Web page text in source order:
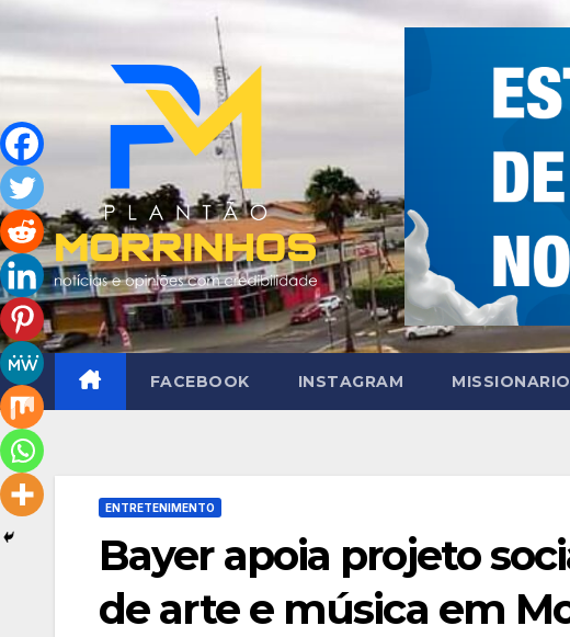
Skip
to
content
FACEBOOK INSTAGRAM
ENTRETENIMENTO
Bayer apoia projeto
de arte e música em